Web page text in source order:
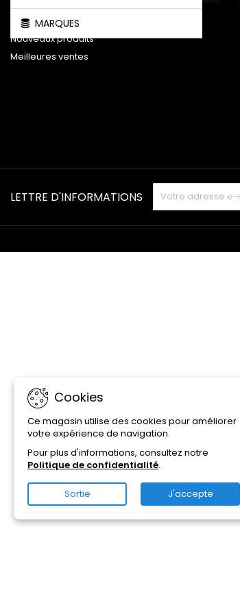
MARQUES
Promotions
Nouveaux produits
Meilleures ventes
Cookies
Ce magasin utilise des cookies pour améliorer
votre expérience de navigation.
Pour plus d'informations, consultez notre
Politique de confidentialité.
Sortie J'accepte
LETTRE D'INFORMATIONS